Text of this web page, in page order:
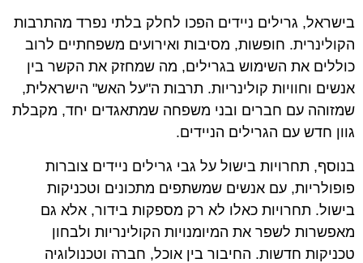
בישראל, גרילים ניידים הפכו לחלק בלתי נפרד מהתרבות
הקולינרית. חופשות, מסיבות ואירועים משפחתיים לרוב
כוללים את השימוש בגרילים, מה שמחזק את הקשר בין
אנשים וחוויות קולינריות. תרבות ה"על האש" הישראלית,
שמזוהה עם חברים ובני משפחה שמתאגדים יחד, מקבלת
גוון חדש עם הגרילים הניידים.
בנוסף, תחרויות בישול על גבי גרילים ניידים צוברות
פופולריות, עם אנשים שמשתפים מתכונים וטכניקות
בישול. תחרויות כאלו לא רק מספקות בידור, אלא גם
מאפשרות לשפר את המיומנויות הקולינריות ולבחון
טכניקות חדשות. החיבור בין אוכל, חברה וטכנולוגיה